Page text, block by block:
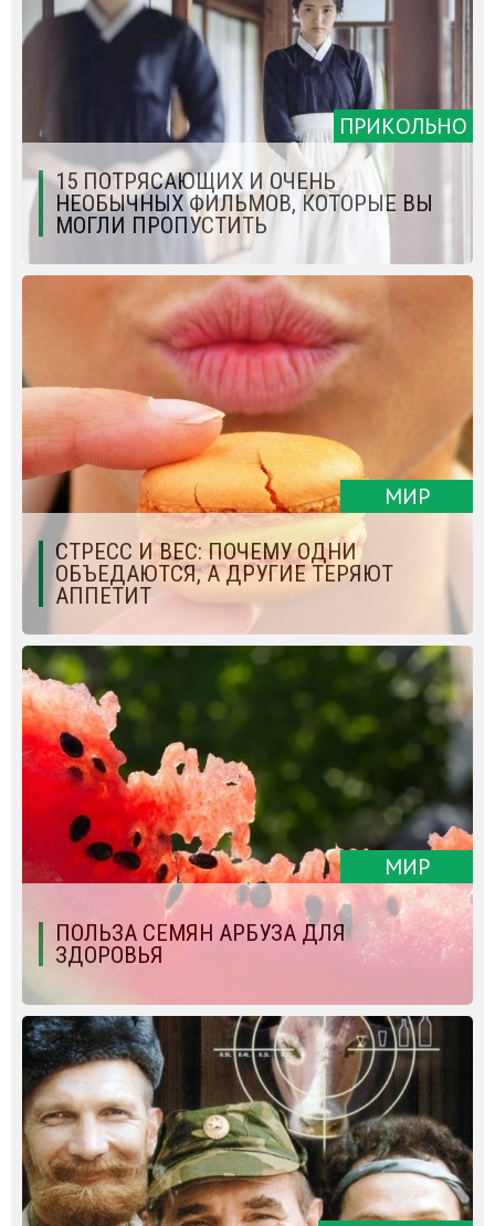
ПРИКОЛЬНО
15 ПОТРЯСАЮЩИХ И ОЧЕНЬ
НЕОБЫЧНЫХ ФИЛЬМОВ, КОТОРЫЕ ВЫ
МОГЛИ ПРОПУСТИТЬ
МИР
СТРЕСС И ВЕС: ПОЧЕМУ ОДНИ
ОБЪЕДАЮТСЯ, А ДРУГИЕ ТЕРЯЮТ
АППЕТИТ
МИР
ПОЛЬЗА СЕМЯН АРБУЗА ДЛЯ
ЗДОРОВЬЯ